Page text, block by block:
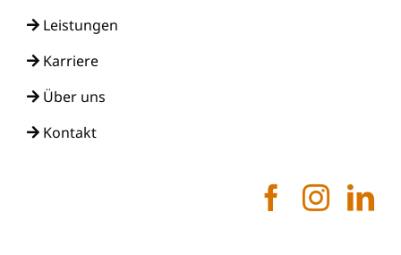
Leistungen
Karriere
Über uns
Kontakt